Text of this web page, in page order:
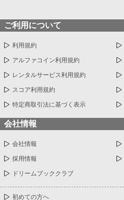
ご利用について
利用規約
アルファコイン利用規約
レンタルサービス利用規約
スコア利用規約
特定商取引法に基づく表示
会社情報
会社情報
採用情報
ドリームブッククラブ
初めての方へ